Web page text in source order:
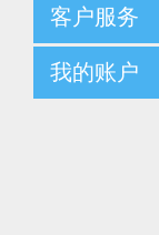
客户服务
我的账户